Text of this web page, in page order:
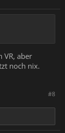
VR, aber
noch nix.
#8